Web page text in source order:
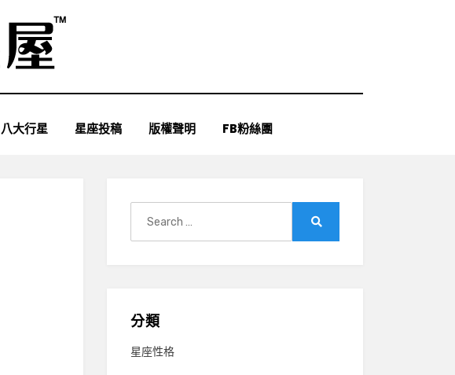
八大行星 星座投稿 版權聲明 FB粉絲團
分類
星座性格